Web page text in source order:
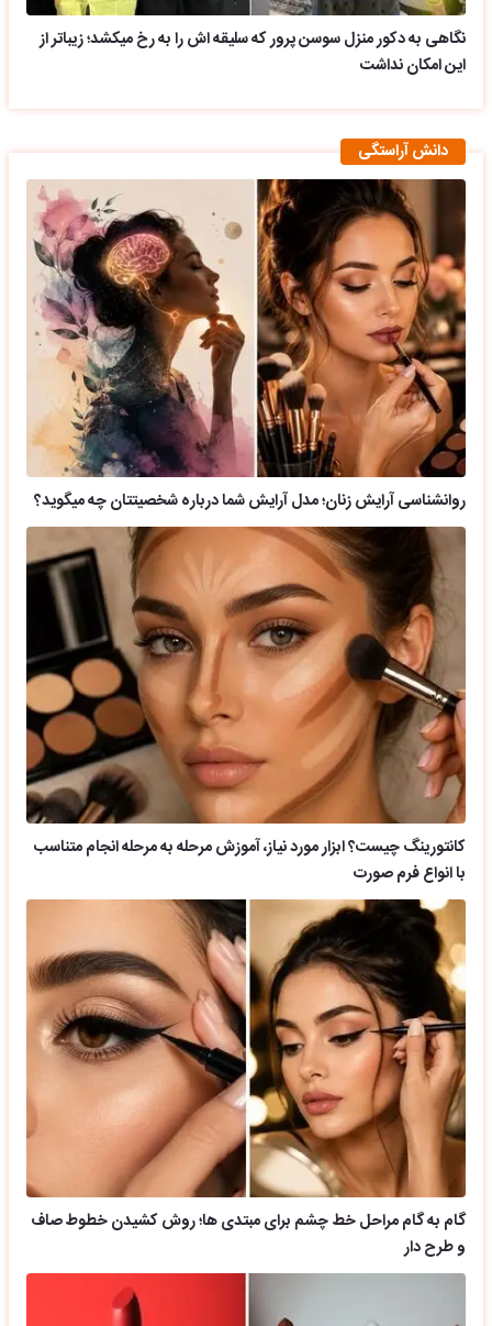
نگاهی به دکور منزل سوسن پرور که سلیقه اش را به رخ میکشد؛ زیباتر از
این امکان نداشت
دانش آراستگی
روانشناسی آرایش زنان؛ مدل آرایش شما درباره شخصیتتان چه میگوید؟
کانتورینگ چیست؟ ابزار مورد نیاز، آموزش مرحله به مرحله انجام متناسب
با انواع فرم صورت
گام به گام مراحل خط چشم برای مبتدی ها؛ روش کشیدن خطوط صاف
و طرح دار